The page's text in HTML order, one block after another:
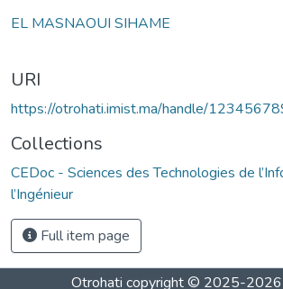
EL MASNAOUI SIHAME
URI
https://otrohati.imist.ma/handle/
Collections
CEDoc - Sciences des Technologies de
l’Ingénieur
Full item page
Otrohati copyright © 2025-2026